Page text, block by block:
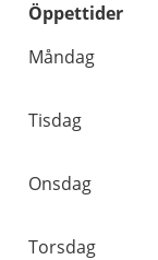
Öppettider
Dag
Öppettider
Kommentarer
Måndag
Tisdag
Onsdag
Torsdag